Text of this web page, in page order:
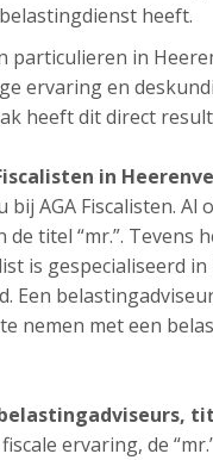
heeft.
particulieren in
ervaring en
heeft dit direct
in
AGA Fiscalisten.
titel “mr.”. Tevens
is gespecialiseerd
Een
nemen met een
ervaring, de